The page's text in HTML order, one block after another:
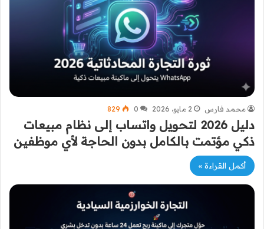
محمد فارس 2 مايو، 2026 0
829
دليل 2026 لتحويل واتساب إلى نظام مبيعات
ذكي مؤتمت بالكامل بدون الحاجة لأي موظفين
أكمل القراءة »